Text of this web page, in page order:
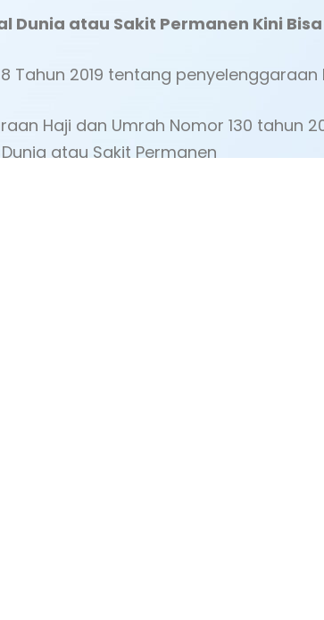
Dunia atau Sakit Permanen Kini
Tahun 2019 tentang
Haji dan Umrah Nomor 130 tahun
atau Sakit Permanen